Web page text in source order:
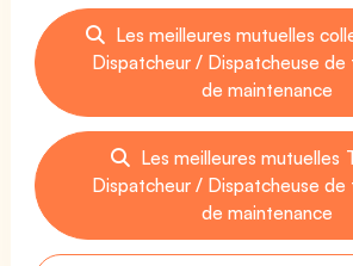
Les meilleures mutuelles
Dispatcheur / Dispatcheuse de
de maintenance
Les meilleures mutuelles
Dispatcheur / Dispatcheuse de
de maintenance